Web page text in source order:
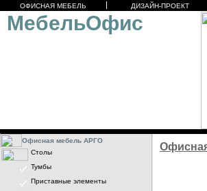
ОФИСНАЯ МЕБЕЛЬ ДИЗАЙН-ПРОЕКТ
МебельОфис
Офисная мебель АРГО
Столы
Тумбы
Приставные элементы